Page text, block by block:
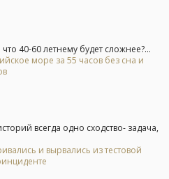
40-60 летнему будет сложнее?...
море за 55 часов без сна и
всегда одно сходство- задача,
и вырвались из тестовой